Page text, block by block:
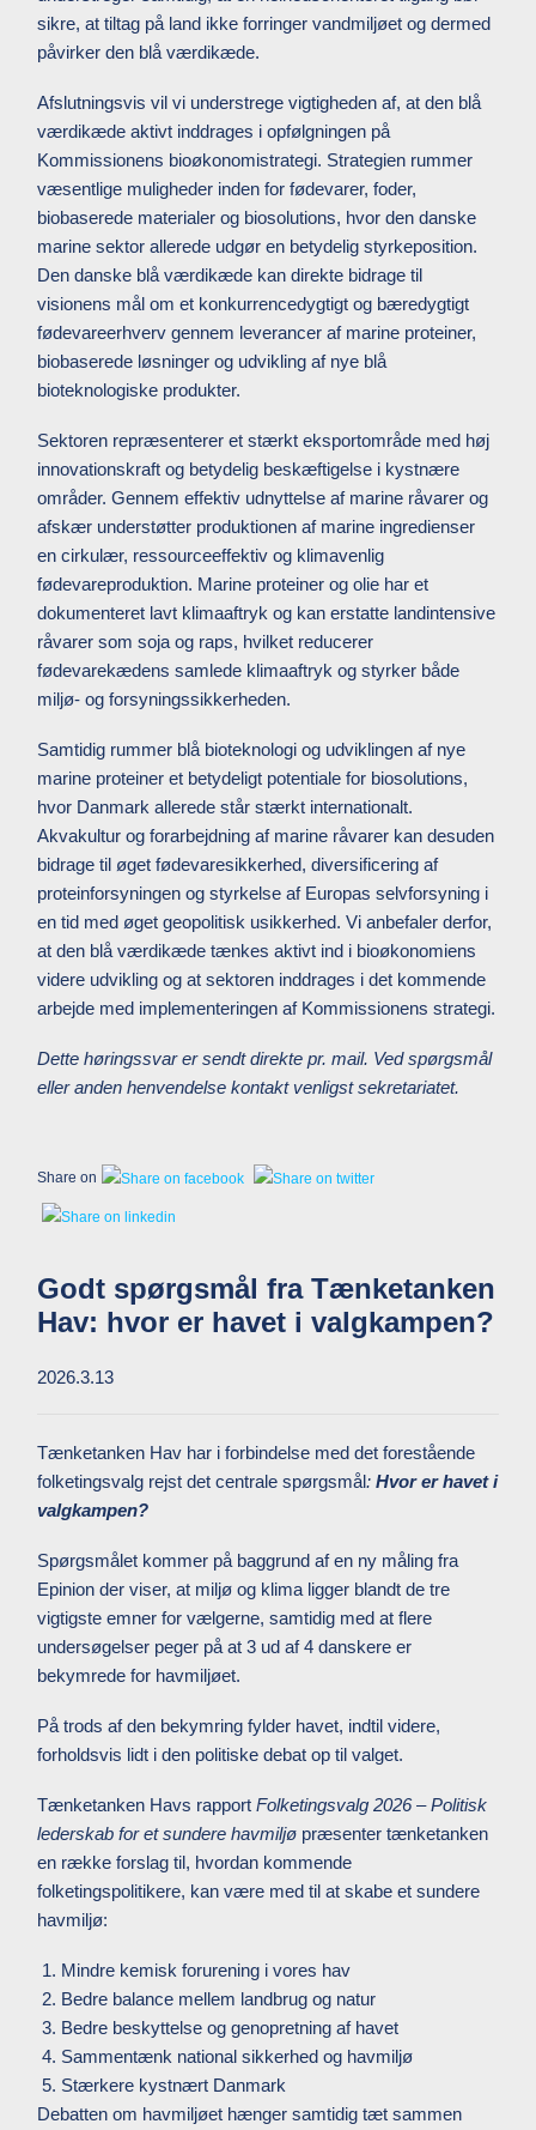
sikre, at tiltag på land ikke forringer vandmiljøet og dermed
påvirker den blå værdikæde.
Afslutningsvis vil vi understrege vigtigheden af, at den blå
værdikæde aktivt inddrages i opfølgningen på
Kommissionens bioøkonomistrategi. Strategien rummer
væsentlige muligheder inden for fødevarer, foder,
biobaserede materialer og biosolutions, hvor den danske
marine sektor allerede udgør en betydelig styrkeposition.
Den danske blå værdikæde kan direkte bidrage til
visionens mål om et konkurrencedygtigt og bæredygtigt
fødevareerhverv gennem leverancer af marine proteiner,
biobaserede løsninger og udvikling af nye blå
bioteknologiske produkter.
Sektoren repræsenterer et stærkt eksportområde med høj
innovationskraft og betydelig beskæftigelse i kystnære
områder. Gennem effektiv udnyttelse af marine råvarer og
afskær understøtter produktionen af marine ingredienser
en cirkulær, ressourceeffektiv og klimavenlig
fødevareproduktion. Marine proteiner og olie har et
dokumenteret lavt klimaaftryk og kan erstatte landintensive
råvarer som soja og raps, hvilket reducerer
fødevarekædens samlede klimaaftryk og styrker både
miljø- og forsyningssikkerheden.
Samtidig rummer blå bioteknologi og udviklingen af nye
marine proteiner et betydeligt potentiale for biosolutions,
hvor Danmark allerede står stærkt internationalt.
Akvakultur og forarbejdning af marine råvarer kan desuden
bidrage til øget fødevaresikkerhed, diversificering af
proteinforsyningen og styrkelse af Europas selvforsyning i
en tid med øget geopolitisk usikkerhed. Vi anbefaler derfor,
at den blå værdikæde tænkes aktivt ind i bioøkonomiens
videre udvikling og at sektoren inddrages i det kommende
arbejde med implementeringen af Kommissionens strategi.
Dette høringssvar er sendt direkte pr. mail. Ved spørgsmål
eller anden henvendelse kontakt venligst sekretariatet.
Share on
Godt spørgsmål fra Tænketanken
Hav: hvor er havet i valgkampen?
2026.3.13
Tænketanken Hav har i forbindelse med det forestående
folketingsvalg rejst det centrale spørgsmål:Hvor er havet i
valgkampen?
Spørgsmålet kommer på baggrund af en ny måling fra
Epinion der viser, at miljø og klima ligger blandt de tre
vigtigste emner for vælgerne, samtidig med at flere
undersøgelser peger på at 3 ud af 4 danskere er
bekymrede for havmiljøet.
På trods af den bekymring fylder havet, indtil videre,
forholdsvis lidt i den politiske debat op til valget.
Tænketanken Havs rapportFolketingsvalg 2026 – Politisk
lederskab for et sundere havmiljø præsenter tænketanken
en række forslag til, hvordan kommende
folketingspolitikere, kan være med til at skabe et sundere
havmiljø:
Mindre kemisk forurening i vores hav
Bedre balance mellem landbrug og natur
Bedre beskyttelse og genopretning af havet
Sammentænk national sikkerhed og havmiljø
Stærkere kystnært Danmark
Debatten om havmiljøet hænger samtidig tæt sammen